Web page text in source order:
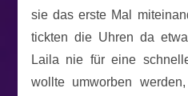
sie das erste Mal
tickten die Uhren da
Laila nie für eine
wollte umworben